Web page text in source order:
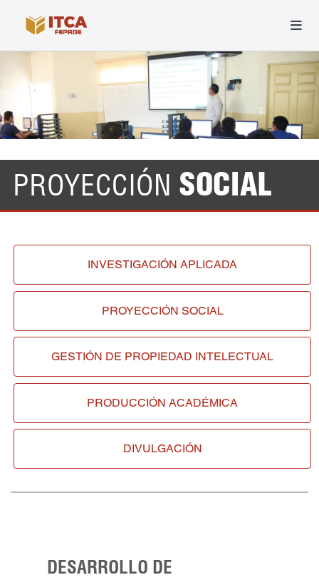
PROYECCIÓN SOCIAL
INVESTIGACIÓNAPLICADA
PROYECCIÓN SOCIAL
GESTIÓN DE PROPIEDAD INTELECTUAL
PRODUCCIÓN ACADÉMICA
DIVULGACIÓN
DESARROLLO DE